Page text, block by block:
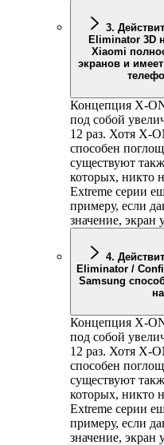
3.
Eliminator 3D на
Xiaomi
экранов и
Концепция X-
под собой
12 раз. Хотя X-
способен
существуют
которых, никто
Extreme серии
примеру, если
значение, экран
4.
Eliminator / Confidential /
Samsung способны так же
Концепция X-
под собой
12 раз. Хотя X-
способен
существуют
которых, никто
Extreme серии
примеру, если
значение, экран